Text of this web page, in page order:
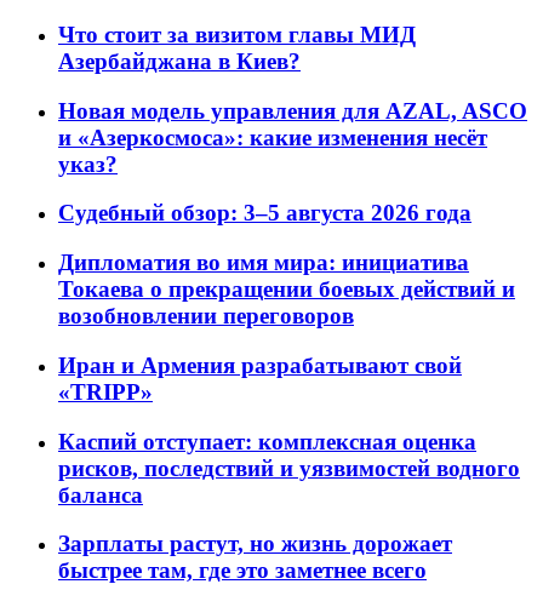
Что стоит за визитом главы МИД
Азербайджана в Киев?
Новая модель управления для AZAL, ASCO
и «Азеркосмоса»: какие изменения несёт
указ?
Судебный обзор: 3–5 августа 2026 года
Дипломатия во имя мира: инициатива
Токаева о прекращении боевых действий и
возобновлении переговоров
Иран и Армения разрабатывают свой
«TRIPP»
Каспий отступает: комплексная оценка
рисков, последствий и уязвимостей водного
баланса
Зарплаты растут, но жизнь дорожает
быстрее там, где это заметнее всего